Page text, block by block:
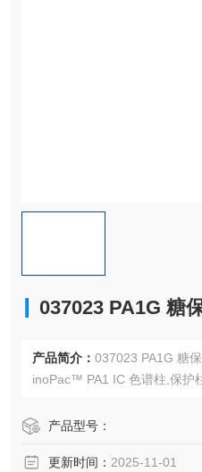
037023 PA1G 糖
产品简介： 037023 PA1G 糖
inoPac™ PA1 IC 色谱柱,保护
产品型号：
更新时间： 2025-11-01